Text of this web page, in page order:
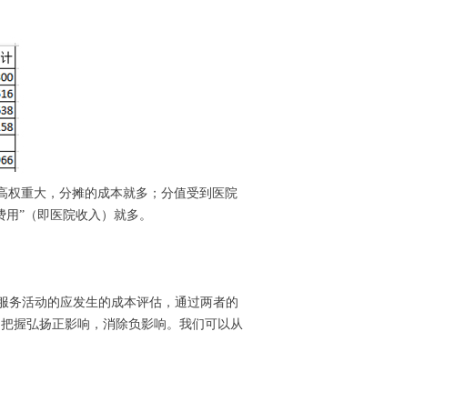
权重大，分摊的成本就多；分值受到医院
”（即医院收入）就多。
务活动的应发生的成本评估，通过两者的
握弘扬正影响，消除负影响。我们可以从